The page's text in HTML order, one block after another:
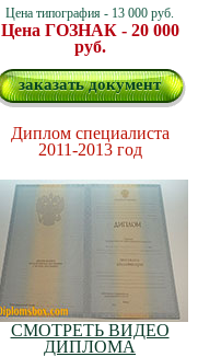
Цена типография - 13 000 руб.
Цена ГОЗНАК - 20 000
руб.
заказать документ
Диплом специалиста
2011-2013 год
СМОТРЕТЬ ВИДЕО
ДИПЛОМА